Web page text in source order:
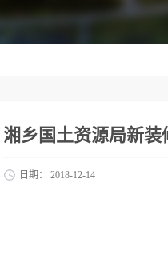
湘乡国土资源局新
日期： 2018-12-14